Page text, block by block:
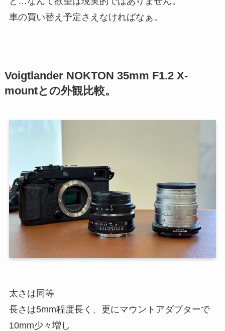
車の買い替え予定さえなければなぁ。
Voigtlander NOKTON 35mm F1.2 X-
mountとの外観比較。
太さは同等
長さは5mm程度長く、更にマウントアダプターで
10mm少々増し